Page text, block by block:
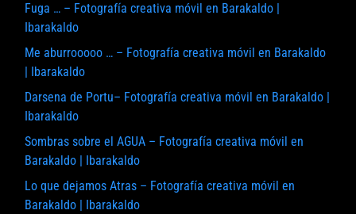
Fuga … – Fotografía creativa móvil en Barakaldo |
Ibarakaldo
Me aburrooooo … – Fotografía creativa móvil en Barakaldo
| Ibarakaldo
Darsena de Portu– Fotografía creativa móvil en Barakaldo |
Ibarakaldo
Sombras sobre el AGUA – Fotografía creativa móvil en
Barakaldo | Ibarakaldo
Lo que dejamos Atras – Fotografía creativa móvil en
Barakaldo | Ibarakaldo